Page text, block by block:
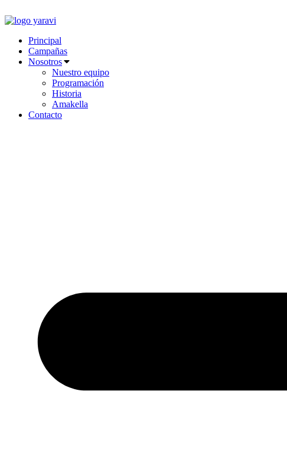
al
Principal
Campañas
Nosotros
Nuestro equipo
Programación
Historia
Amakella
Contacto